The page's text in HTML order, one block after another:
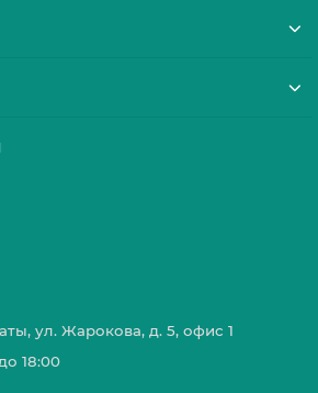
ул. Жарокова, д. 5, офис 1
18:00